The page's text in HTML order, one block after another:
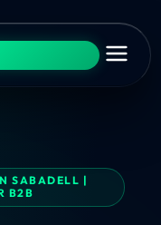
SABADELL |
B2B